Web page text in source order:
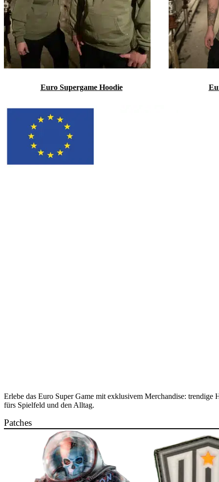
Euro Supergame Hoodie
Erlebe das Euro Super Game mit exklusivem Merchandise:
fürs Spielfeld und den Alltag.
Patches